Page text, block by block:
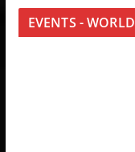
EVENTS - WORLD